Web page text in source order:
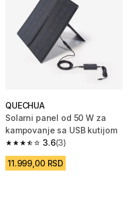
QUECHUA
Solarni panel od 50 W za
kampovanje sa USB kutijom
3.6
3.6 od 5 zvezdica from 3
(3)
11.999,00 RSD